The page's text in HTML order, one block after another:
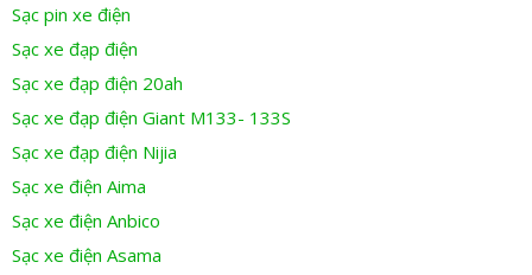
Sạc pin xe điện
Sạc xe đạp điện
Sạc xe đạp điện 20ah
Sạc xe đạp điện Giant M133- 133S
Sạc xe đạp điện Nijia
Sạc xe điện Aima
Sạc xe điện Anbico
Sạc xe điện Asama